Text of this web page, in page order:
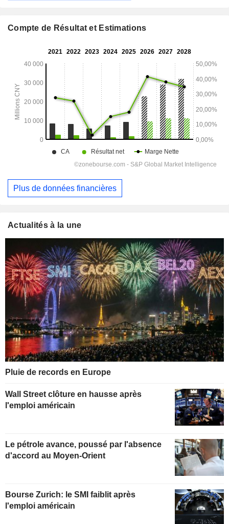
Compte de Résultat et Estimations
Plus de données financières
Actualités à la une
Pluie de records en Europe
Wall Street clôture en hausse après
l'emploi américain
Le pétrole avance, poussé par l'absence
d'accord au Moyen-Orient
Bourse Zurich: le SMI faiblit après
l'emploi américain